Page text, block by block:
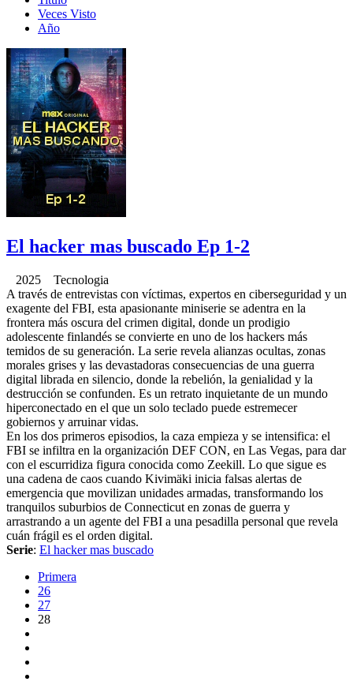
Veces Visto
Año
El hacker mas buscado Ep 1-2
2025 Tecnologia
A través de entrevistas con víctimas, expertos en ciberseguridad y un
exagente del FBI, esta apasionante miniserie se adentra en la
frontera más oscura del crimen digital, donde un prodigio
adolescente finlandés se convierte en uno de los hackers más
temidos de su generación. La serie revela alianzas ocultas, zonas
morales grises y las devastadoras consecuencias de una guerra
digital librada en silencio, donde la rebelión, la genialidad y la
destrucción se confunden. Es un retrato inquietante de un mundo
hiperconectado en el que un solo teclado puede estremecer
gobiernos y arruinar vidas.
En los dos primeros episodios, la caza empieza y se intensifica: el
FBI se infiltra en la organización DEF CON, en Las Vegas, para dar
con el escurridiza figura conocida como Zeekill. Lo que sigue es
una cadena de caos cuando Kivimäki inicia falsas alertas de
emergencia que movilizan unidades armadas, transformando los
tranquilos suburbios de Connecticut en zonas de guerra y
arrastrando a un agente del FBI a una pesadilla personal que revela
cuán frágil es el orden digital.
Serie: El hacker mas buscado
Primera
26
27
28